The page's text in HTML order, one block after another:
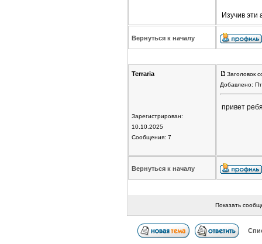
Изучив
Вернуться к началу
Terraria
Зарегистрирован:
10.10.2025
Сообщения: 7
Заголовок
Добавлено:
привет
Вернуться к началу
Показать